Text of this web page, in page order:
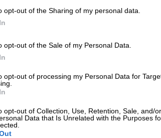
opt-out of the Sharing of my personal data.
opt-out of the Sale of my Personal Data.
opt-out of processing my Personal Data for
opt-out of Collection, Use, Retention, Sale, and/
Data that Is Unrelated with the Purposes
η αιτία
και 13 θεωρείται
της Κωνσταντινουπόλης.
το άθροισμα των ψηφίων του
οφείλεται στην ανάγκη να
έρεισμα φαίνεται να έχει
διότι την Τρίτη 13